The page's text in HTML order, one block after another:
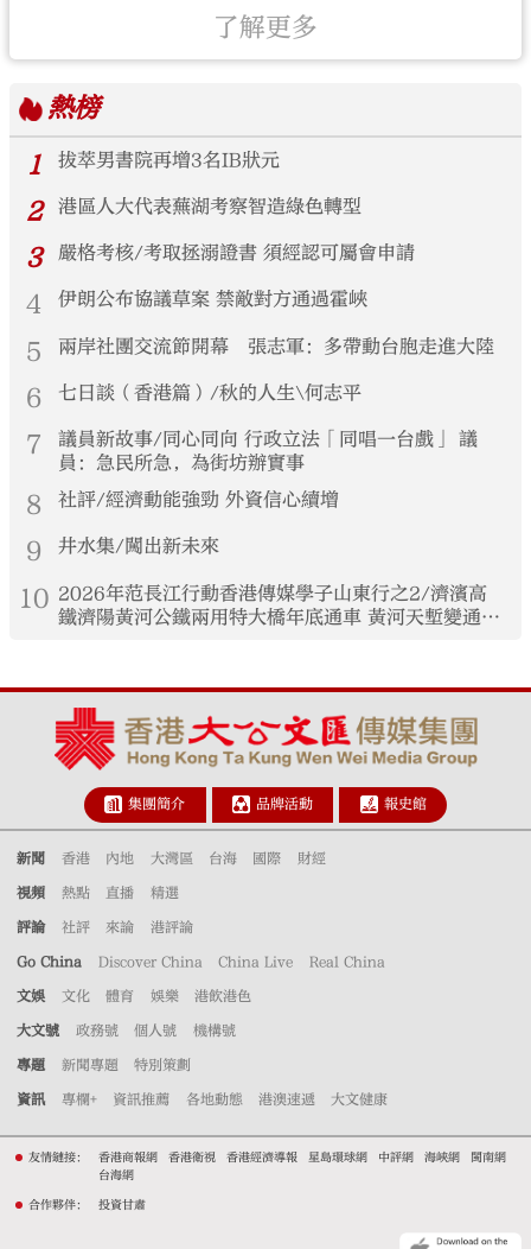
了解更多
熱榜
1
拔萃男書院再增3名IB狀元
2 港區人大代表蕪湖考察智造綠色轉型
3 嚴格考核/考取拯溺證書 須經認可屬會申請
4 伊朗公布協議草案 禁敵對方通過霍峽
5 兩岸社團交流節開幕 張志軍：多帶動台胞走進大陸
6 七日談（香港篇）/秋的人生\何志平
7
議員新故事/同心同向 行政立法「同唱一台戲」 議
員：急民所急，為街坊辦實事
8 社評/經濟動能強勁 外資信心續增
9 井水集/闖出新未來
10 2026年范長江行動香港傳媒學子山東行之2/濟濱高
鐵濟陽黃河公鐵兩用特大橋年底通車 黃河天塹變通途
集團簡介 品牌活動 報史館
新聞 香港 內地 大灣區 台海 國際 財經
視頻 熱點 直播 精選
評論 社評 來論 港評論
Go China Discover China China Live Real China
文娛 文化 體育 娛樂 港飲港色
大文號 政務號 個人號 機構號
專題 新聞專題 特別策劃
資訊 專欄+ 資訊推薦 各地動態 港澳速遞 大文健康
友情鏈接： 香港商報網 香港衛視 香港經濟導報 星島環球網 中評網 海峽網
閩南網
台海網
合作夥伴： 投資甘肅